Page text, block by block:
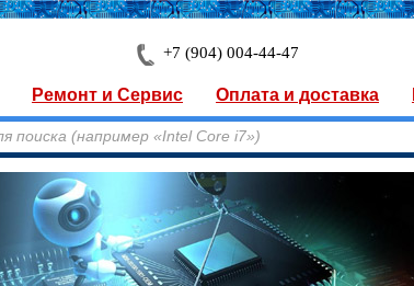
+7 (904) 004-44-47
Ремонт и Сервис Оплата и доставка